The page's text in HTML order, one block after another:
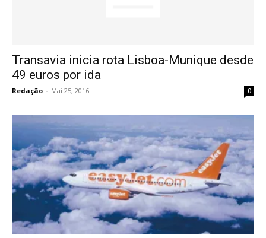
Transavia inicia rota Lisboa-Munique desde
49 euros por ida
Redação - Mai 25, 2016 0